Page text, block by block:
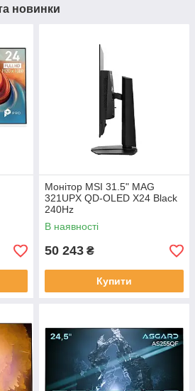
новинки
Монітор MSI 31.5" MAG
321UPX QD-OLED X24 Black
240Hz
В наявності
50 243 ₴
Купити